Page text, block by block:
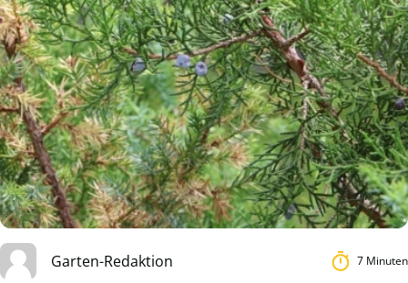
Garten-Redaktion 7 Minuten